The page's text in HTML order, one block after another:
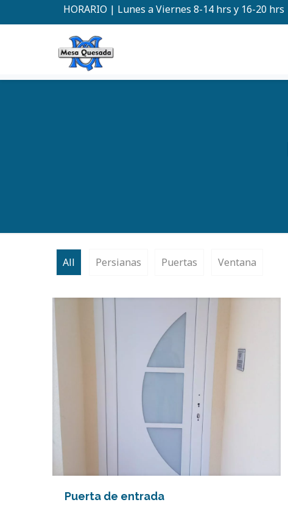
HORARIO | Lunes a Viernes 8-14 hrs y 16-20 hrs
All Persianas Puertas Ventana
Puerta de entrada